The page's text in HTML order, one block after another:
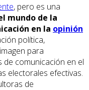
, pero es una
mundo de la
en la opinión
política,
para
de comunicación en el
electorales efectivas.
de